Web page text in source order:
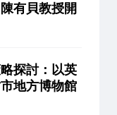
有貝教授開
探討：以英
地方博物館